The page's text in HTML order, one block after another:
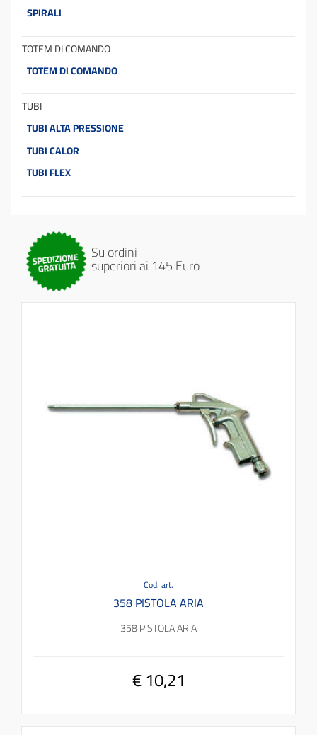
SPIRALI
TOTEM DI COMANDO
TOTEM DI COMANDO
TUBI
TUBI ALTA PRESSIONE
TUBI CALOR
TUBI FLEX
Su ordini
superiori ai 145 Euro
Cod. art.
358 PISTOLA ARIA
358 PISTOLA ARIA
€ 10,21